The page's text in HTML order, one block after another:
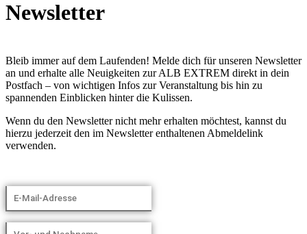
Newsletter
Bleib immer auf dem Laufenden! Melde dich für unseren Newsletter
an und erhalte alle Neuigkeiten zur ALB EXTREM direkt in dein
Postfach – von wichtigen Infos zur Veranstaltung bis hin zu
spannenden Einblicken hinter die Kulissen.
Wenn du den Newsletter nicht mehr erhalten möchtest, kannst du
hierzu jederzeit den im Newsletter enthaltenen Abmeldelink
verwenden.